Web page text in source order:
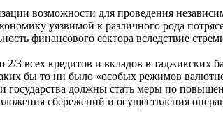
возможности для проведения
уязвимой к различного рода
финансового сектора вследствие
3 всех кредитов и вкладов в
бы то ни было «особых режимов
должны стать меры по
сбережений и осуществления